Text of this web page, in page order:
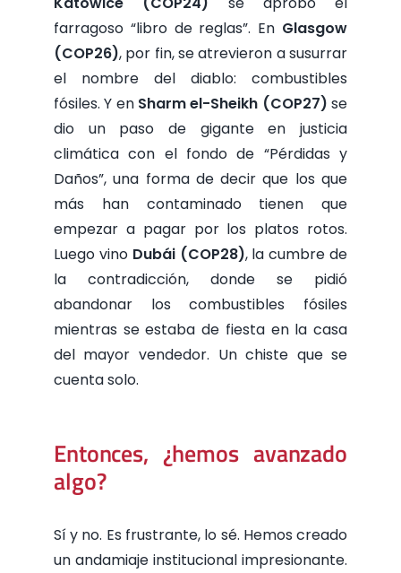
farragoso “libro de reglas”. En Glasgow
(COP26), por fin, se atrevieron a susurrar
el nombre del diablo: combustibles
fósiles. Y en Sharm el-Sheikh (COP27) se
dio un paso de gigante en justicia
climática con el fondo de “Pérdidas y
Daños”, una forma de decir que los que
más han contaminado tienen que
empezar a pagar por los platos rotos.
Luego vino Dubái (COP28), la cumbre de
la contradicción, donde se pidió
abandonar los combustibles fósiles
mientras se estaba de fiesta en la casa
del mayor vendedor. Un chiste que se
cuenta solo.
Entonces, ¿hemos avanzado
algo?
Sí y no. Es frustrante, lo sé. Hemos creado
un andamiaje institucional impresionante.